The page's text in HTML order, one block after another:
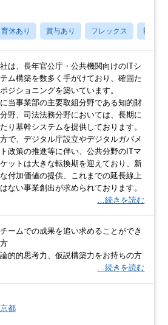
休あり 賞与あり フレックス 社宅・
は、長年官公庁・公共機関向けのITシ
ム構築を数多く手がけており、確固た
ジショニングを築いています。
当事業部の主要取組分野である知的財
野、司法法務分野においては、長期に
り基幹システムを提供しております。
で、デジタル庁設立やデジタルガバメ
政策の推進等に伴い、公共分野のITマ
ットは大きな転換期を迎えており、新
付加価値の提供、これまでの延長線上
ない事業創出が求められております。
…続きを読む
チームでの成果を追い求めることができ
論的的思考力、仮説構築力をお持ちの方
…続きを読む
都